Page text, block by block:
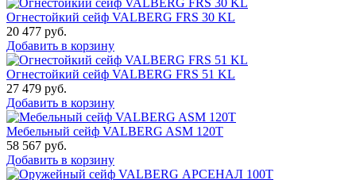
Огнестойкий сейф VALBERG FRS 30 KL
20 477 руб.
Добавить в корзину
Огнестойкий сейф VALBERG FRS 51 KL
27 479 руб.
Добавить в корзину
Мебельный сейф VALBERG ASM 120T
58 567 руб.
Добавить в корзину